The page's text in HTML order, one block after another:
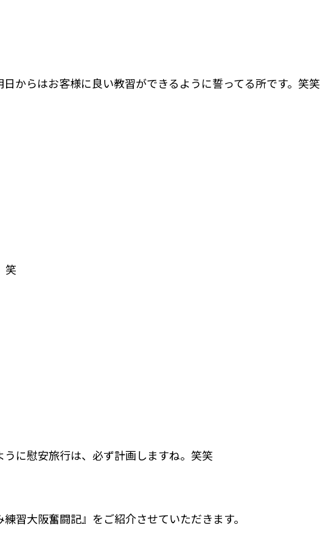
からはお客様に良い教習ができるように誓ってる所です。笑笑
笑
に慰安旅行は、必ず計画しますね。笑笑
習大阪奮闘記』をご紹介させていただきます。